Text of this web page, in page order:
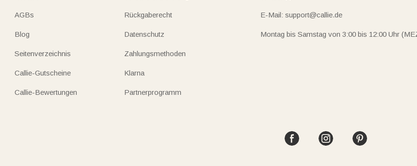
AGBs
Blog
Seitenverzeichnis
Callie-Gutscheine
Callie-Bewertungen
Rückgaberecht
Datenschutz
Zahlungsmethoden
Klarna
Partnerprogramm
E-Mail: support@callie.de
Montag bis Samstag von 3:00 bis 12:00 Uhr